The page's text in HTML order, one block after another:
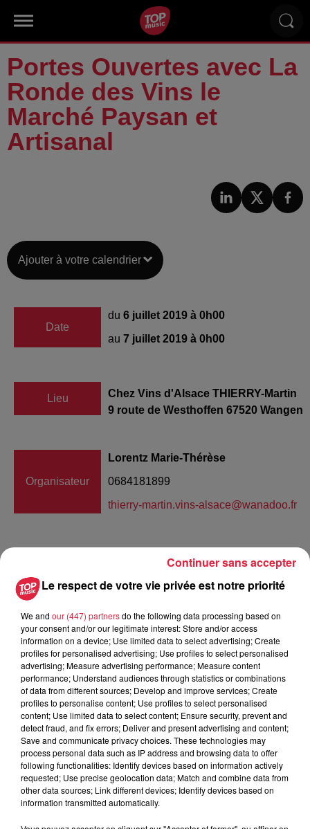
Portes Ouvertes avec La
Ronde des Vins le
Marché Paysan et
Artisanal
Ajouter à votre calendrier
Date
du 6 juillet 2019 à 0h00
au 7 juillet 2019 à 0h00
Lieu
Chez Vins d'Alsace THIERRY-Martin
9 route de Westhoffen 67520 Wangen
Organisateur
Lorentz Marie-Thérèse
0684181899
thierry-martin.vins-alsace@wanadoo.fr
Samedi 6 Juillet dès 10h La Ronde des Vins avec visite de
cave dégustation des crus du Bordelais de Bourgogne et
d'Alsace ainsi que de miel gelées jus de fruit...avec les
producteurs. 15h Balade dans le vignoble de Wangen
commentée par le vigneron puis à 18h30 Dégustations
commentées metsvins par les vignerons invités du Bordelais
de Bourgogne et d'Alsace suivie de la Soirée Tartes
flambées au feu de bois ou Assiette vigneronne. Dimanche
7 Juillet dès 10h ouverture de La Ronde des Vins le Marché
Paysan et Artisanal et Nouveauté Alors que les femmes ont
été très longtemps interdites de cave pour fêter ses 15 ans
de vinification et lancer son Crémant Rosé Cécile
Le respect de votre vie privée est notre priorité
We and our (447) partnersdo the following data processing based on
your consent and/or our legitimate interest: Store and/or access
information on a device; Use limited data to select advertising; Create
profiles for personalised advertising; Use profiles to select personalised
advertising; Measure advertising performance; Measure content
performance; Understand audiences through statistics or combinations
of data from different sources; Develop and improve services; Create
profiles to personalise content; Use profiles to select personalised
content; Use limited data to select content; Ensure security, prevent and
detect fraud, and fix errors; Deliver and present advertising and content;
Save and communicate privacy choices. These technologies may
process personal data such as IP address and browsing data to offer
following functionalities: Identify devices based on information actively
requested; Use precise geolocation data; Match and combine data from
other data sources; Link different devices; Identify devices based on
information transmitted automatically.
Continuer sans accepter